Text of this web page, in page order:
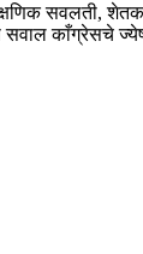
सवलती,
काँग्रेसचे